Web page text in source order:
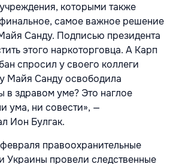
которыми также
самое важное решение
Санду. Подписью президента
этого наркоторговца. А Карп
спросил у своего коллеги
Майя Санду освободила
в здравом уме? Это наглое
ума, ни совести», —
Ион Булгак.
правоохранительные
Украины провели следственные